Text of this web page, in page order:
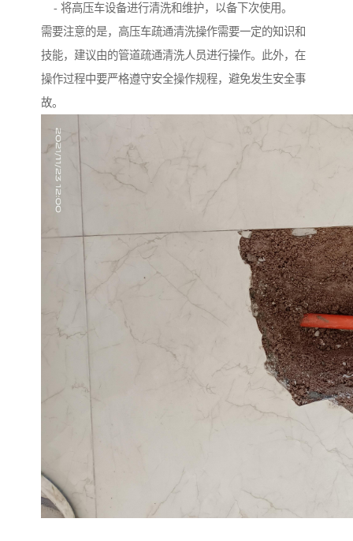
- 将高压车设备进行清洗和维护，以备下次使用。
需要注意的是，高压车疏通清洗操作需要一定的知识和
技能，建议由的管道疏通清洗人员进行操作。此外，在
操作过程中要严格遵守安全操作规程，避免发生安全事
故。